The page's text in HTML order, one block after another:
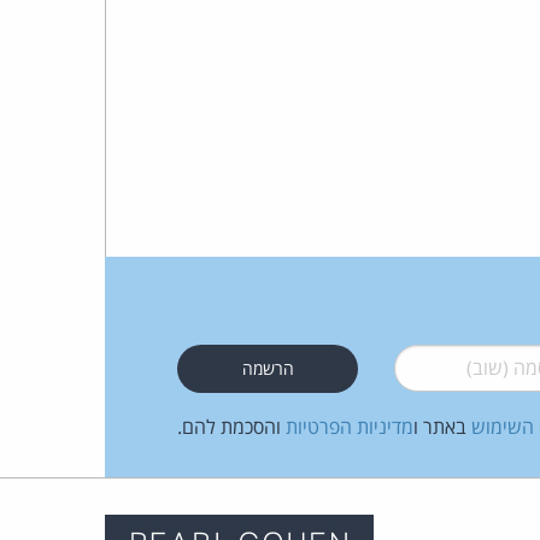
(שוב)*
השימוש באתר ומדיניות הפרטיות והסכמת להם.